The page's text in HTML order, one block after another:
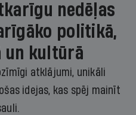
nedēļas
politikā,
un kultūrā
atklājumi, unikāli
idejas, kas spēj mainīt